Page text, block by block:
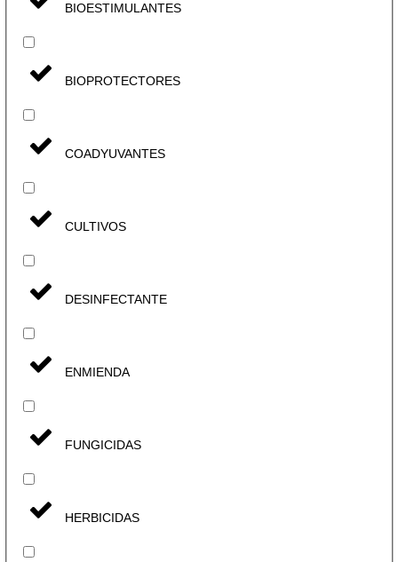
BIOESTIMULANTES
BIOPROTECTORES
COADYUVANTES
CULTIVOS
DESINFECTANTE
ENMIENDA
FUNGICIDAS
HERBICIDAS